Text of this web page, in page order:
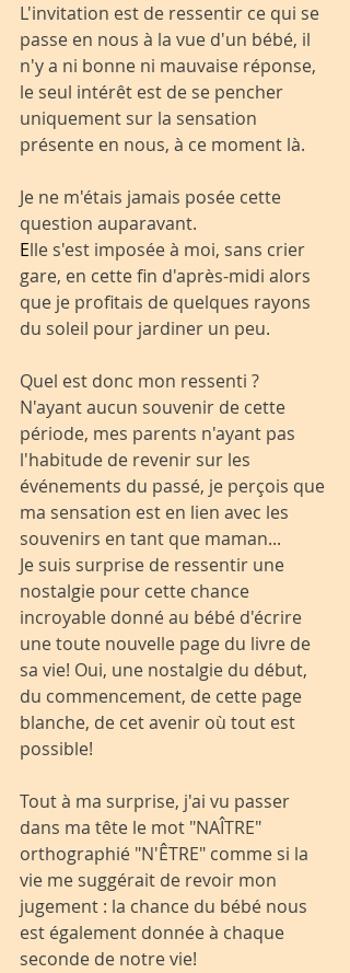
L'invitation est de ressentir ce qui se
passe en nous à la vue d'un bébé, il
n'y a ni bonne ni mauvaise réponse,
le seul intérêt est de se pencher
uniquement sur la sensation
présente en nous, à ce moment là.
Je ne m'étais jamais posée cette
question auparavant.
Elle s'est imposée à moi, sans crier
gare, en cette fin d'après-midi alors
que je profitais de quelques rayons
du soleil pour jardiner un peu.
Quel est donc mon ressenti ?
N'ayant aucun souvenir de cette
période, mes parents n'ayant pas
l'habitude de revenir sur les
événements du passé, je perçois que
ma sensation est en lien avec les
souvenirs en tant que maman...
Je suis surprise de ressentir une
nostalgie pour cette chance
incroyable donné au bébé d'écrire
une toute nouvelle page du livre de
sa vie! Oui, une nostalgie du début,
du commencement, de cette page
blanche, de cet avenir où tout est
possible!
Tout à ma surprise, j'ai vu passer
dans ma tête le mot "NAÎTRE"
orthographié "N'ÊTRE" comme si la
vie me suggérait de revoir mon
jugement : la chance du bébé nous
est également donnée à chaque
seconde de notre vie!